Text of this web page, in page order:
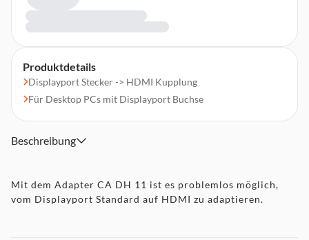
Produktdetails
Displayport Stecker -> HDMI Kupplung
Für Desktop PCs mit Displayport Buchse
Beschreibung
Mit dem Adapter CA DH 11 ist es problemlos möglich,
vom Displayport Standard auf HDMI zu adaptieren.